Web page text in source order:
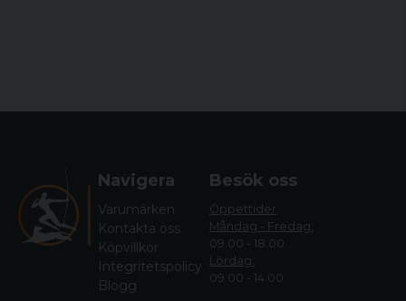
Navigera
Varumärken
Kontakta oss
Köpvillkor
Integritetspolicy
Blogg
Besök oss
Öppettider
Måndag - Fredag:
09.00 - 18.00
Lördag:
09.00 - 14.00